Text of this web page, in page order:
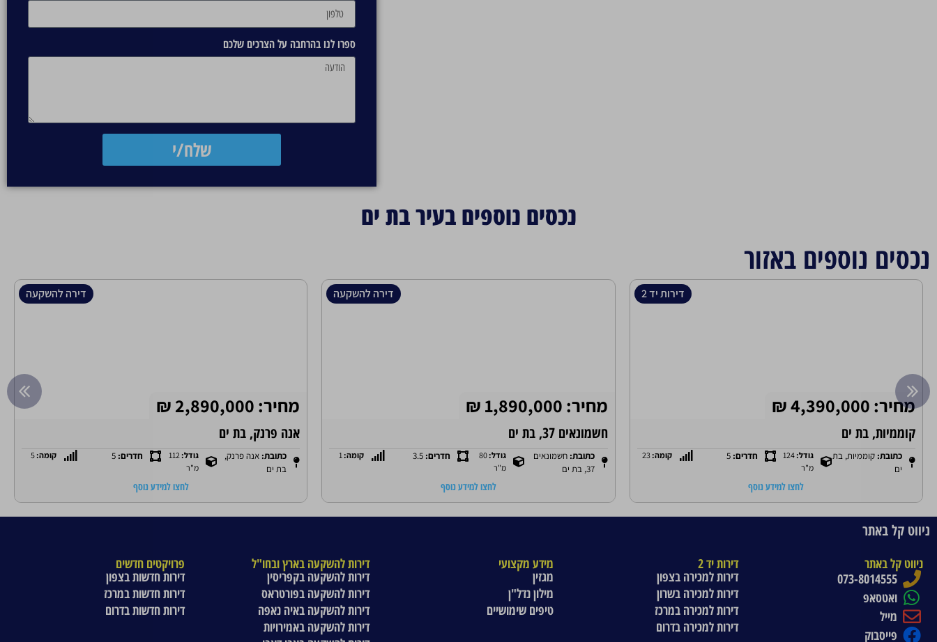
ספרו לנו בהרחבה על הצרכים שלכם
שלח/י
נכסים נוספים בעיר בת ים
נכסים נוספים באזור
דירות יד 2
מחיר: 4,390,000 ₪
קוממיות, בת ים
כתובת: קוממיות, בת
ים
גודל:124
מ"ר
חדרים: 5 קומה:23
לחצו למידע נוסף
דירה להשקעה
מחיר: 1,890,000 ₪
חשמונאים 37, בת ים
כתובת:חשמונאים
37, בת ים
גודל:80
מ"ר
חדרים: 3.5 קומה:1
לחצו למידע נוסף
דירה להשקעה
מחיר: 2,890,000 ₪
אנה פרנק, בת ים
כתובת: אנה פרנק,
בת ים
גודל:112
מ"ר
חדרים:5 קומה:5
לחצו למידע נוסף
ניווט קל באתר
ניווט קל באתר
073-8014555
ואטסאפ
מייל
פייסבוק
דירות יד 2
דירות למכירה בצפון
דירות למכירה בשרון
דירות למכירה במרכז
דירות למכירה בדרום
מידע מקצועי
מגזין
מילון נדל"ן
טיפים שימושיים
דירות להשקעה בארץ ובחו"ל
דירות להשקעה בקפריסין
דירות להשקעה בפורטראס
דירות להשקעה באיה נאפה
דירות להשקעה באמירויות
פרויקטים חדשים
דירות חדשות בצפון
דירות חדשות במרכז
דירות חדשות בדרום